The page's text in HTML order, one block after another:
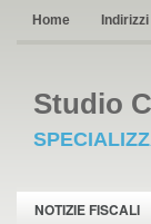
Home
Studio
NOTIZIE FISCALI